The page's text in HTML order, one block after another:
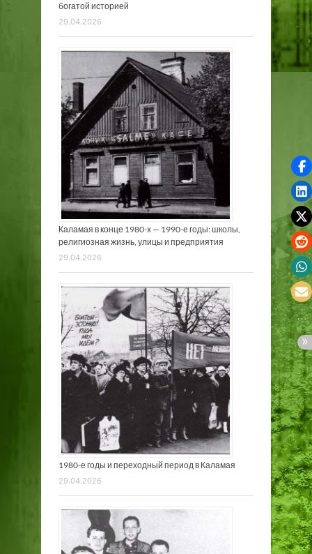
богатой историей
29.04.2026
Каламая в конце 1980-х — 1990-е годы: школы,
религиозная жизнь, улицы и предприятия
29.04.2026
1980-е годы и переходный период в Каламая
29.04.2026